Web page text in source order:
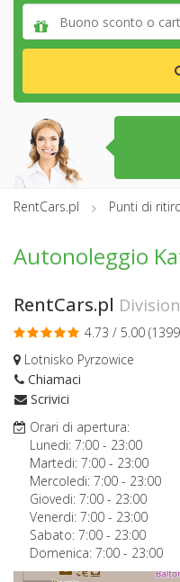
RentCars.pl Punti di
Autonoleggio
RentCars.pl
4.73 / 5.00 (
Lotnisko Pyrzowice
Chiamaci
Scrivici
Orari di apertura:
Lunedi: 7:00 - 23:00
Martedi: 7:00 - 23:00
Mercoledi: 7:00 - 23:00
Giovedi: 7:00 - 23:00
Venerdi: 7:00 - 23:00
Sabato: 7:00 - 23:00
Domenica: 7:00 - 23:00